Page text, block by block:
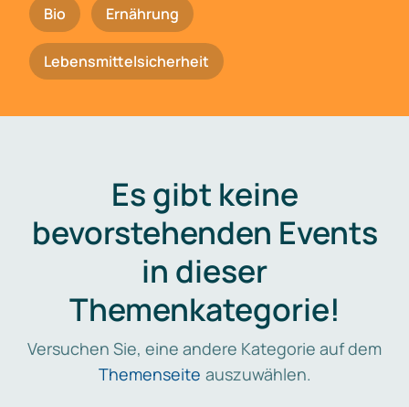
Bio Ernährung
Lebensmittelsicherheit
Es gibt keine
bevorstehenden Events
in dieser
Themenkategorie!
Versuchen Sie, eine andere Kategorie auf dem
Themenseite auszuwählen.